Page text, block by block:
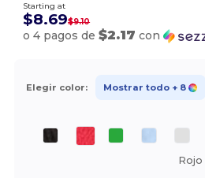
Starting at
$8.69$9.10
o 4 pagos de$2.17 con
Elegir color: Mostrar todo + 8
Rojo